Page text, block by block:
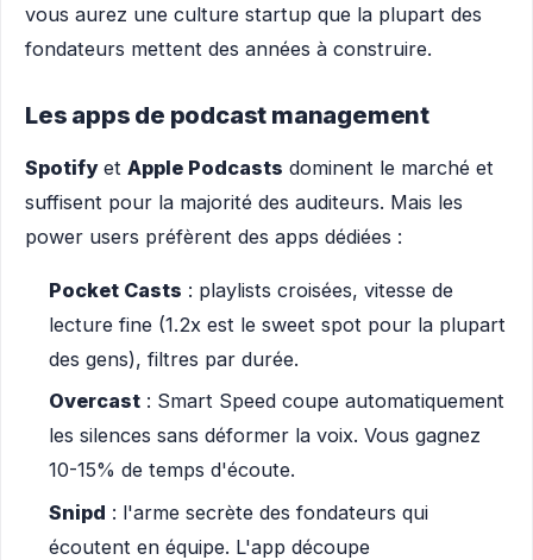
vous aurez une culture startup que la plupart des
fondateurs mettent des années à construire.
Les apps de podcast management
Spotifyet Apple Podcasts dominent le marché et
suffisent pour la majorité des auditeurs. Mais les
power users préfèrent des apps dédiées :
Pocket Casts : playlists croisées, vitesse de
lecture fine (1.2x est le sweet spot pour la plupart
des gens), filtres par durée.
Overcast : Smart Speed coupe automatiquement
les silences sans déformer la voix. Vous gagnez
10-15% de temps d'écoute.
Snipd : l'arme secrète des fondateurs qui
écoutent en équipe. L'app découpe